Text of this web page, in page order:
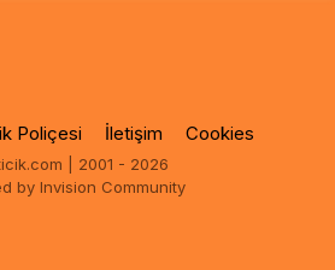
Poliçesi İletişim Cookies
| 2001 - 2026
by Invision Community